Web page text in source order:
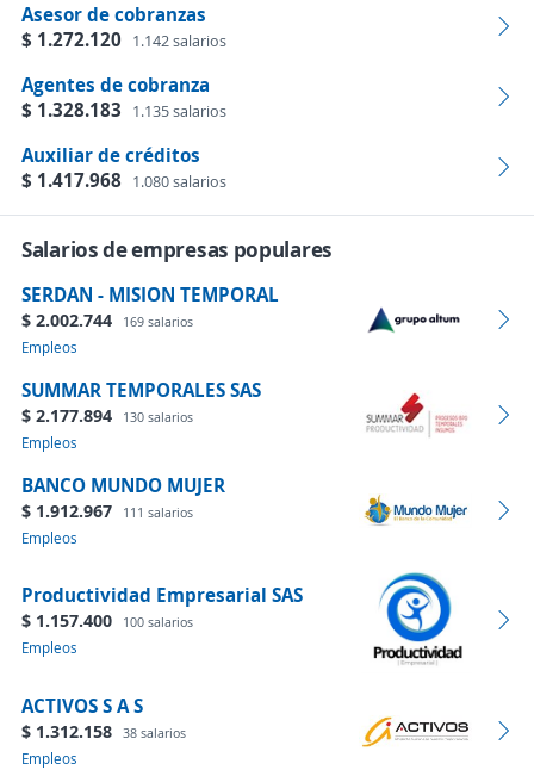
Asesor de cobranzas
$ 1.272.120 1.142 salarios
Agentes de cobranza
$ 1.328.183
1.135 salarios
Auxiliar de créditos
$ 1.417.968
1.080 salarios
Salarios de empresas populares
SERDAN - MISION TEMPORAL
$ 2.002.744 169 salarios
Empleos
SUMMAR TEMPORALES SAS
$ 2.177.894 130 salarios
Empleos
BANCO MUNDO MUJER
$ 1.912.967 111 salarios
Empleos
Productividad Empresarial SAS
$ 1.157.400 100 salarios
Empleos
ACTIVOS S A S
$ 1.312.158 38 salarios
Empleos